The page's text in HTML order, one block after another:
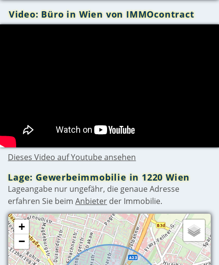
Video: Büro in Wien von IMMOcontract
Dieses Video auf Youtube ansehen
Lage: Gewerbeimmobilie in 1220 Wien
Lageangabe nur ungefähr, die genaue Adresse
erfahren Sie beimAnbieter der Immobilie.
+
−